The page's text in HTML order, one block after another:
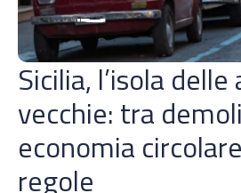
Sicilia, l’isola
vecchie: tra
economia
regole